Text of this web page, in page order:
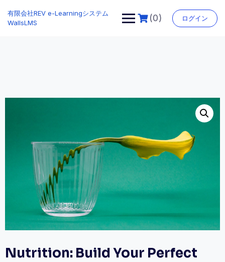
content
有限会社REV e-Learningシステム
WallsLMS
(0) ログイン
Nutrition: Build Your Perfect